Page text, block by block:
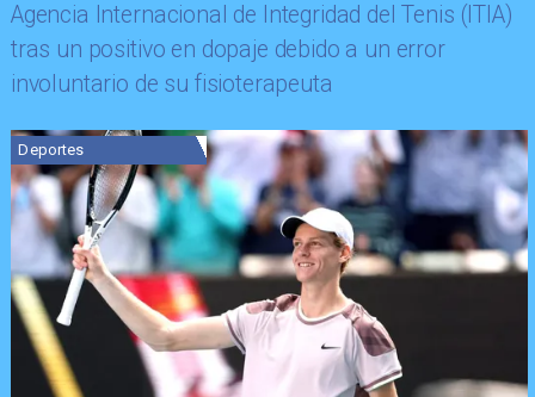
Agencia Internacional de Integridad del Tenis (ITIA)
tras un positivo en dopaje debido a un error
involuntario de su fisioterapeuta
Deportes